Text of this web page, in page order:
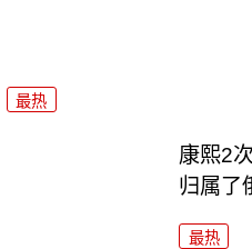
最热
康熙2
归属了
最热